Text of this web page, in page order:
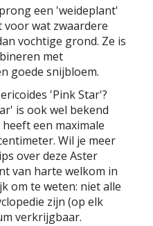
een 'weideplant'
wat zwaardere
vochtige grond. Ze is
met
goede snijbloem.
'Pink Star'?
is ook wel bekend
een maximale
Wil je meer
over deze Aster
van harte welkom in
om te weten: niet alle
zijn (op elk
verkrijgbaar.